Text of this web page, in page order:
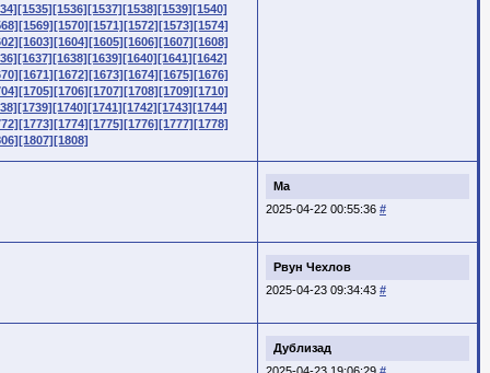
[1535][1536][1537][1538][1539][1540]
[1569][1570][1571][1572][1573][1574]
[1603][1604][1605][1606][1607][1608]
[1637][1638][1639][1640][1641][1642]
[1671][1672][1673][1674][1675][1676]
[1705][1706][1707][1708][1709][1710]
[1739][1740][1741][1742][1743][1744]
[1773][1774][1775][1776][1777][1778]
[1807][1808]
Ма
2025-04-22 00:55:36 #
Pвyн Чexлoв
2025-04-23 09:34:43 #
Дублизад
2025-04-23 19:06:29 #